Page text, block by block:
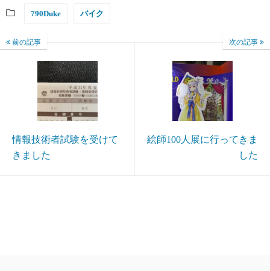
790Duke バイク
前の記事
情報技術者試験を受けて
きました
次の記事
絵師100人展に行ってきま
した